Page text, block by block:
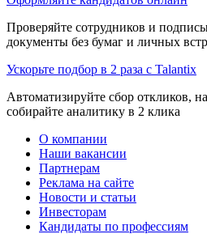
Проверяйте сотрудников и
документы без бумаг и личных
Ускорьте подбор в 2 раза с Talantix
Автоматизируйте сбор откликов,
собирайте аналитику в 2 клика
О компании
Наши вакансии
Партнерам
Реклама на сайте
Новости и статьи
Инвесторам
Кандидаты по профессиям